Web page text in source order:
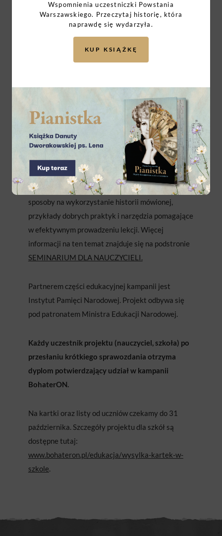
ważne, w tym roku nie drukujemy i nie wysyłamy
dedykowanych akcji pocztówek.
Na naszej stronie uczniowie znajdą kompendium
Powstańców, które pomoże im poznać historiE
kartkę bezpośrednio do jednego z nich.
Dodatkowo nauczyciele pracujący z uczniami
w wieku 15-19 lat mogą zgłosić chęć udziału
w bezpłatnym seminarium organizowanym
w październiku. Podczas niego zespół kampanii
BohaterON i Instytut Pamięci Narodowej
przedstawią metody aktywnego nauczania historii,
sposoby na wykorzystanie historii mówionej,
przykłady dobrych praktyk i narzędzia pomagające
w efektywnym prowadzeniu lekcji. Więcej
informacji na ten temat znajduje się na podstronie
SEMINARIUM DLA NAUCZYCIELI.
Partnerem części edukacyjnej kampanii jest
Instytut Pamięci Narodowej. Projekt odbywa się
pod patronatem Ministra Edukacji Narodowej.
Każdy uczestnik projektu (nauczyciel, szkoła) po
przesłaniu krótkiego sprawozdania otrzyma
dyplom potwierdzający udział w kampanii
BohaterON.
Na kartki oraz listy od uczniów czekamy do 31
października. Szczegóły projektu dla szkół są
dostępne tutaj:
www.bohateron.pl/edukacja/wysylka-kartek-w-
szkole.
Wspomnienia uczestniczki Powstania
Warszawskiego. Przeczytaj historię, która
naprawdę się wydarzyła.
KUP KSIĄŻKĘ